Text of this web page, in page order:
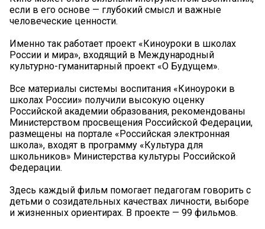
если в его основе — глубокий смысл и важные
человеческие ценности.
Именно так работает проект «Киноуроки в школах
России и мира», входящий в Международный
культурно-гуманитарный проект «О Будущем».
Все материалы системы воспитания «Киноуроки в
школах России» получили высокую оценку
Российской академии образования, рекомендованы
Министерством просвещения Российской Федерации,
размещены на портале «Российская электронная
школа», входят в программу «Культура для
школьников» Министерства культуры Российской
Федерации.
Здесь каждый фильм помогает педагогам говорить с
детьми о созидательных качествах личности, выборе
и жизненных ориентирах. В проекте — 99 фильмов.